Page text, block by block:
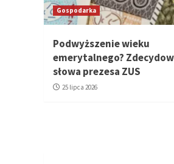
Gospodarka
Podwyższenie wieku
emerytalnego?
słowa prezesa ZUS
25 lipca 2026